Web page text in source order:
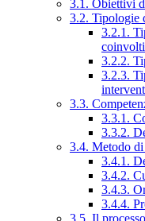
3.1. Obiettivi
3.2. Tipologie
3.2.1.
3.2.2.
3.2.3.
3.3.
3.3.1.
3.3.2.
3.4. Metodo
3.4.1.
3.4.2.
3.4.3.
3.4.4.
3.5. Il